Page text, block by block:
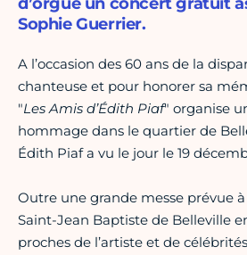
Sophie Guerrier.
A l’occasion des 60 ans de la
chanteuse et pour honorer sa
"Les Amis d’Édith Piaf" organise
hommage dans le quartier de
Édith Piaf a vu le jour le 19
Outre une grande messe prévue à
Saint-Jean Baptiste de Belleville
proches de l’artiste et de